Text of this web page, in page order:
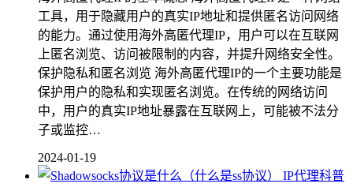
工具，用于隐藏用户的真实IP地址和提供匿名访问网络
的能力。通过使用海外高匿代理IP，用户可以在互联网
上匿名浏览、访问被限制的内容，并提升网络安全性。
保护隐私和匿名浏览 海外高匿代理IP的一个主要功能是
保护用户的隐私和实现匿名浏览。在传统的网络访问
中，用户的真实IP地址暴露在互联网上，可能被不法分
子或监控…
2024-01-19
IP代理科普